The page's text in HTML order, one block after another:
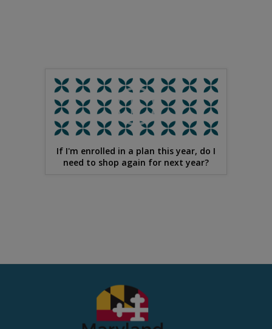
If I'm enrolled in a plan this year, do I
need to shop again for next year?